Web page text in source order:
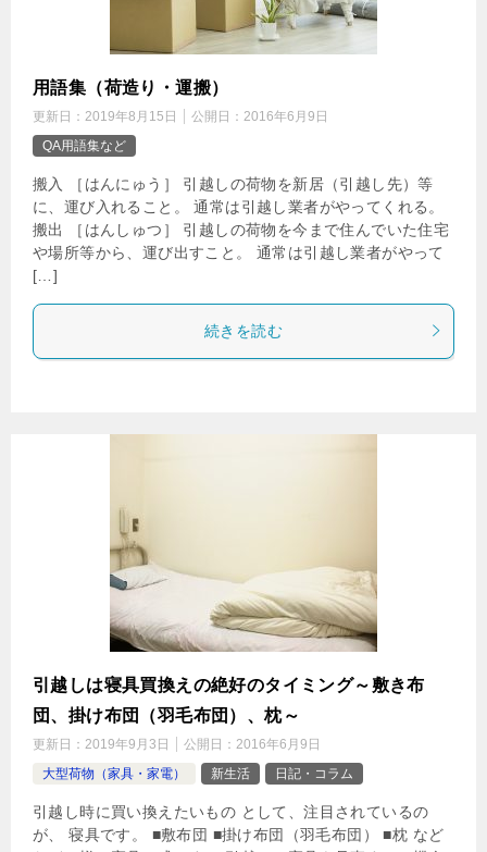
用語集（荷造り・運搬）
更新日： 2019年8月15日 公開日： 2016年6月9日
QA用語集など
搬入 ［はんにゅう］ 引越しの荷物を新居（引越し先）等
に、運び入れること。 通常は引越し業者がやってくれる。
搬出 ［はんしゅつ］ 引越しの荷物を今まで住んでいた住宅
や場所等から、運び出すこと。 通常は引越し業者がやって
[…]
続きを読む
引越しは寝具買換えの絶好のタイミング～敷き布
団、掛け布団（羽毛布団）、枕～
更新日： 2019年9月3日 公開日： 2016年6月9日
大型荷物（家具・家電）
新生活 日記・コラム
引越し時に買い換えたいもの として、注目されているの
が、 寝具です。 ■敷布団 ■掛け布団（羽毛布団） ■枕 など